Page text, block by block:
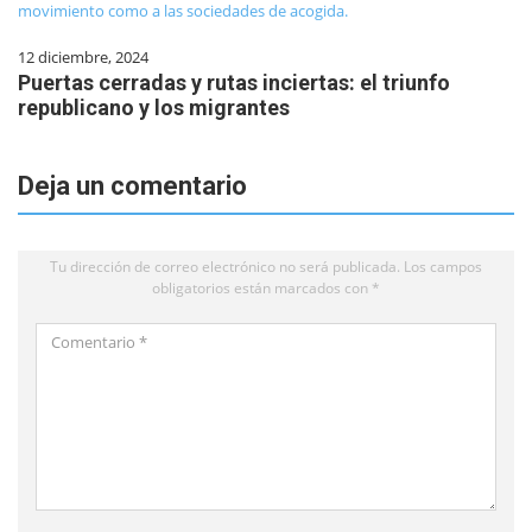
12 diciembre, 2024
Puertas cerradas y rutas inciertas: el triunfo
republicano y los migrantes
Deja un comentario
Tu dirección de correo electrónico no será publicada. Los campos
obligatorios están marcados con *
Comentario